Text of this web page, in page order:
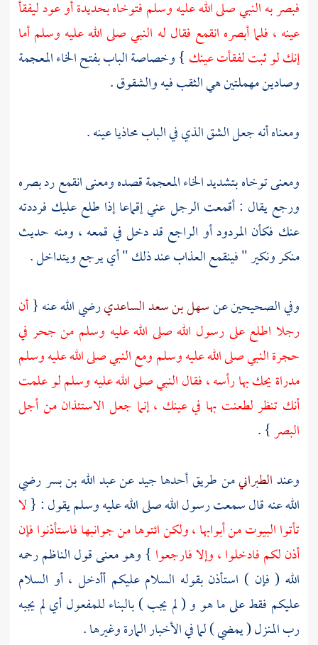
فبصر به النبي صلى الله عليه وسلم فتوخاه بحديدة أو عود ليفقأ
عينه ، فلما أبصره انقمع فقال له النبي صلى الله عليه وسلم أما
إنك لو ثبت لفقأت عينك } وخصاصة الباب بفتح الخاء المعجمة
وصادين مهملتين هي الثقب فيه والشقوق .
ومعناه أنه جعل الشق الذي في الباب محاذيا عينه .
ومعنى توخاه بتشديد الخاء المعجمة قصده ومعنى انقمع رد بصره
ورجع يقال : أقمعت الرجل عني إقماعا إذا طلع عليك فرددته
عنك فكأن المردود أو الراجع قد دخل في قمعه ، ومنه حديث
منكر ونكير " فينقمع العذاب عند ذلك " أي يرجع ويتداخل .
وفي الصحيحين عنسهل بن سعد الساعديرضي الله عنه {أن
رجلا اطلع على رسول الله صلى الله عليه وسلم من جحر في
حجرة النبي صلى الله عليه وسلم ومع النبي صلى الله عليه وسلم
مدراة يحك بها رأسه ، فقال النبي صلى الله عليه وسلم لو علمت
أنك تنظر لطعنت بها في عينك ، إنما جعل الاستئذان من أجل
البصر} .
وعندالطبرانيمن طريق أحدها جيد عنعبد الله بن بسررضي
الله عنه قال سمعت رسول الله صلى الله عليه وسلم يقول : {لا
تأتوا البيوت من أبوابها ، ولكن ائتوها من جوانبها فاستأذنوا فإن
أذن لكم فادخلوا ، وإلا فارجعوا } وهو معنى قولالناظمرحمه
الله ( فإن ) استأذن بقوله السلام عليكم أأدخل ، أو السلام
عليكم فقط على ما هو و ( لم يجب ) بالبناء للمفعول أي لم يجبه
رب المنزل ( يمضي ) لما في الأخبار المارة وغيرها .